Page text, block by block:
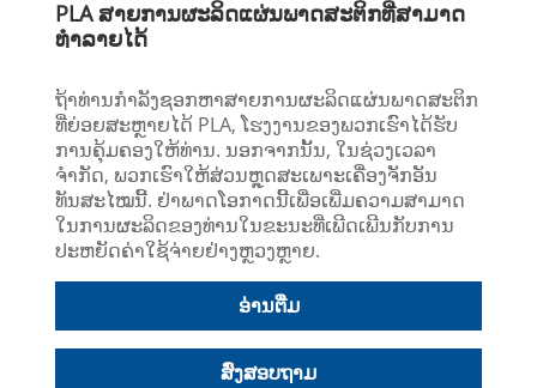
PLA ສາຍການຜະລິດແຜ່ນພາດສະຕິກທີ່ສາມາດ
ທໍາລາຍໄດ້
ຖ້າທ່ານກໍາລັງຊອກຫາສາຍການຜະລິດແຜ່ນພາດສະຕິກ
ທີ່ຍ່ອຍສະຫຼາຍໄດ້ PLA, ໂຮງງານຂອງພວກເຮົາໄດ້ຮັບ
ການຄຸ້ມຄອງໃຫ້ທ່ານ. ນອກຈາກນັ້ນ, ໃນຊ່ວງເວລາ
ຈຳກັດ, ພວກເຮົາໃຫ້ສ່ວນຫຼຸດສະເພາະເຄື່ອງຈັກອັນ
ທັນສະໄໝນີ້. ຢ່າພາດໂອກາດນີ້ເພື່ອເພີ່ມຄວາມສາມາດ
ໃນການຜະລິດຂອງທ່ານໃນຂະນະທີ່ເພີດເພີນກັບການ
ປະຫຍັດຄ່າໃຊ້ຈ່າຍຢ່າງຫຼວງຫຼາຍ.
ອ່ານ​ຕື່ມ
ສົ່ງສອບຖາມ